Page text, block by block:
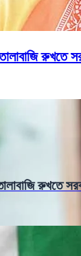
রুখতে
রুখতে